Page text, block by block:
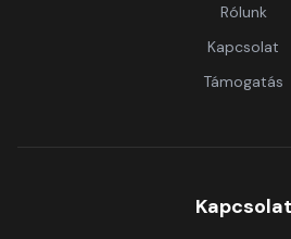
Rólunk
Kapcsolat
Támogatás
Kapcsolat